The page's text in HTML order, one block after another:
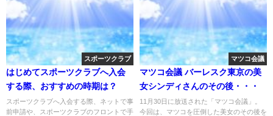
スポーツクラブ
はじめてスポーツクラブへ入会
する際、おすすめの時期は？
スポーツクラブへ入会する際、ネットで事
前申請や、スポーツクラブのフロントで手
マツコ会議
マツコ会議 バーレスク東京の美
女シンディさんのその後・・・
11月30日に放送された「マツコ会議」。
今回は、マツコを圧倒した美女のその後を